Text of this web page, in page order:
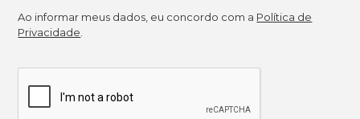
Ao informar meus dados, eu concordo com a Política de
Privacidade